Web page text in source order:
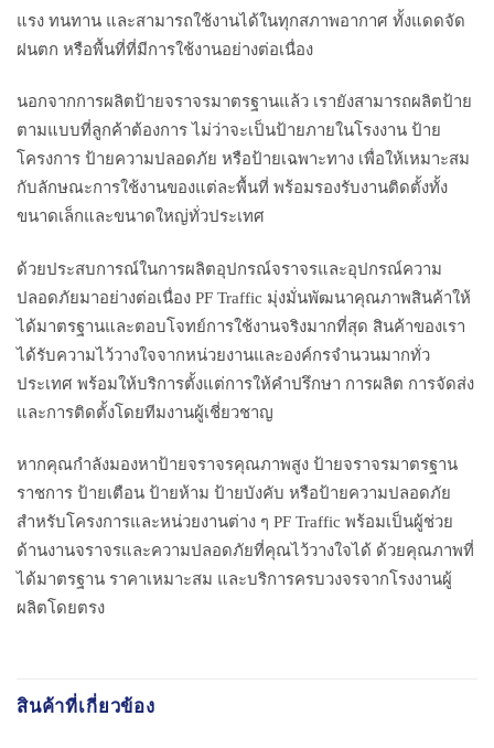
แรง ทนทาน และสามารถใช้งานได้ในทุกสภาพอากาศ ทั้งแดดจัด
ฝนตก หรือพื้นที่ที่มีการใช้งานอย่างต่อเนื่อง
นอกจากการผลิตป้ายจราจรมาตรฐานแล้ว เรายังสามารถผลิตป้าย
ตามแบบที่ลูกค้าต้องการ ไม่ว่าจะเป็นป้ายภายในโรงงาน ป้าย
โครงการ ป้ายความปลอดภัย หรือป้ายเฉพาะทาง เพื่อให้เหมาะสม
กับลักษณะการใช้งานของแต่ละพื้นที่ พร้อมรองรับงานติดตั้งทั้ง
ขนาดเล็กและขนาดใหญ่ทั่วประเทศ
ด้วยประสบการณ์ในการผลิตอุปกรณ์จราจรและอุปกรณ์ความ
ปลอดภัยมาอย่างต่อเนื่อง PF Traffic มุ่งมั่นพัฒนาคุณภาพสินค้าให้
ได้มาตรฐานและตอบโจทย์การใช้งานจริงมากที่สุด สินค้าของเรา
ได้รับความไว้วางใจจากหน่วยงานและองค์กรจำนวนมากทั่ว
ประเทศ พร้อมให้บริการตั้งแต่การให้คำปรึกษา การผลิต การจัดส่ง
และการติดตั้งโดยทีมงานผู้เชี่ยวชาญ
หากคุณกำลังมองหาป้ายจราจรคุณภาพสูง ป้ายจราจรมาตรฐาน
ราชการ ป้ายเตือน ป้ายห้าม ป้ายบังคับ หรือป้ายความปลอดภัย
สำหรับโครงการและหน่วยงานต่าง ๆ PF Traffic พร้อมเป็นผู้ช่วย
ด้านงานจราจรและความปลอดภัยที่คุณไว้วางใจได้ ด้วยคุณภาพที่
ได้มาตรฐาน ราคาเหมาะสม และบริการครบวงจรจากโรงงานผู้
ผลิตโดยตรง
สินค้าที่เกี่ยวข้อง